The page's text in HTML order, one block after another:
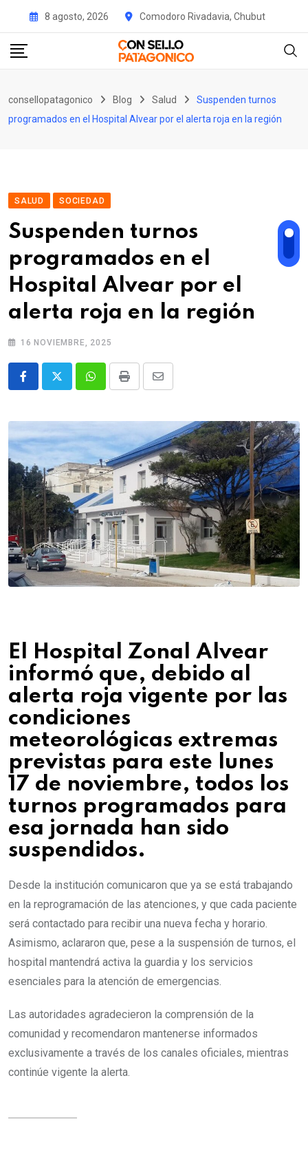
content
8 agosto, 2026 Comodoro Rivadavia, Chubut
consellopatagonico Blog Salud
Suspenden turnos
programados en el Hospital Alvear por el alerta roja en la región
SALUD SOCIEDAD
Suspenden turnos
programados en el
Hospital Alvear por el
alerta roja en la región
16 NOVIEMBRE, 2025
WhatsappPrint
Share
Email
El Hospital Zonal Alvear
informó que, debido al
alerta roja vigente por las
condiciones
meteorológicas extremas
previstas para este lunes
17 de noviembre, todos los
turnos programados para
esa jornada han sido
suspendidos.
Desde la institución comunicaron que ya se está trabajando
en la reprogramación de las atenciones, y que cada paciente
será contactado para recibir una nueva fecha y horario.
Asimismo, aclararon que, pese a la suspensión de turnos, el
hospital mantendrá activa la guardia y los servicios
esenciales para la atención de emergencias.
Las autoridades agradecieron la comprensión de la
comunidad y recomendaron mantenerse informados
exclusivamente a través de los canales oficiales, mientras
continúe vigente la alerta.